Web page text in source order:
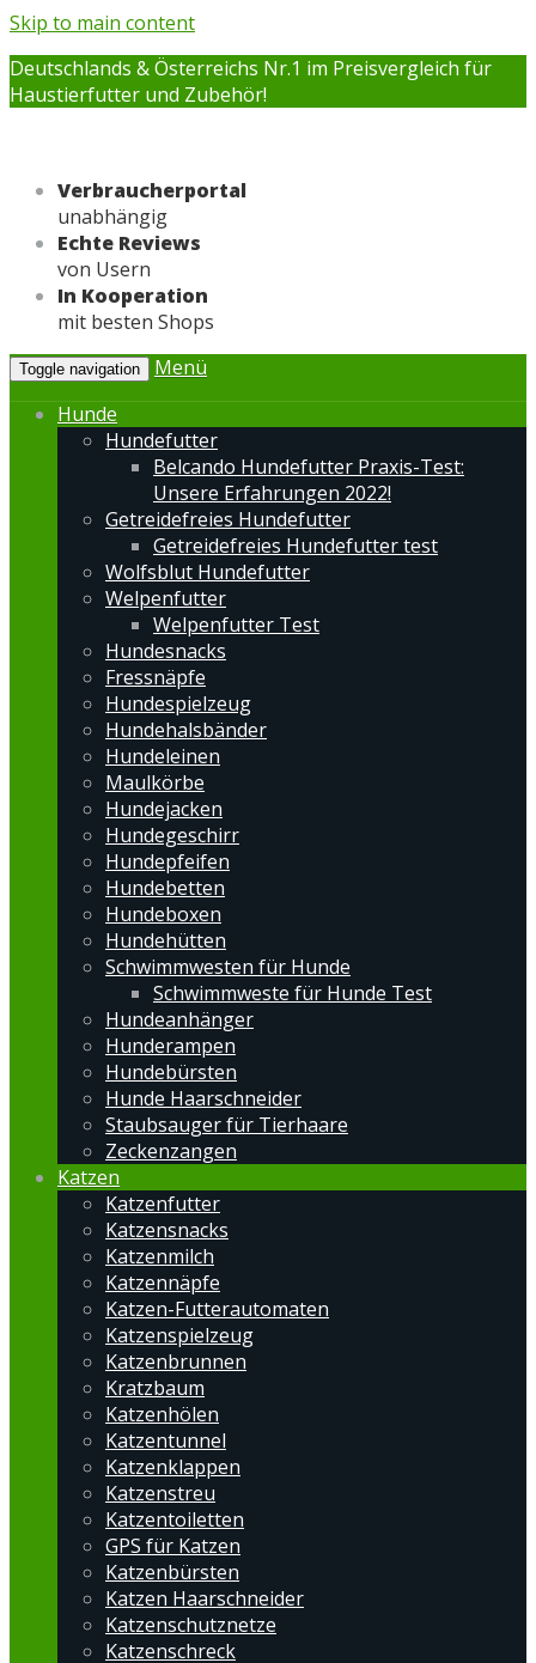
Skip to main content
Deutschlands & Österreichs Nr.1 im Preisvergleich für
Haustierfutter und Zubehör!
Verbraucherportal
unabhängig
Echte Reviews
von Usern
In Kooperation
mit besten Shops
Toggle navigation
Menü
Hunde
Hundefutter
Belcando Hundefutter Praxis-Test:
Unsere Erfahrungen 2022!
Getreidefreies Hundefutter
Getreidefreies Hundefutter test
Wolfsblut Hundefutter
Welpenfutter
Welpenfutter Test
Hundesnacks
Fressnäpfe
Hundespielzeug
Hundehalsbänder
Hundeleinen
Maulkörbe
Hundejacken
Hundegeschirr
Hundepfeifen
Hundebetten
Hundeboxen
Hundehütten
Schwimmwesten für Hunde
Schwimmweste für Hunde Test
Hundeanhänger
Hunderampen
Hundebürsten
Hunde Haarschneider
Staubsauger für Tierhaare
Zeckenzangen
Katzen
Katzenfutter
Katzensnacks
Katzenmilch
Katzennäpfe
Katzen-Futterautomaten
Katzenspielzeug
Katzenbrunnen
Kratzbaum
Katzenhölen
Katzentunnel
Katzenklappen
Katzenstreu
Katzentoiletten
GPS für Katzen
Katzenbürsten
Katzen Haarschneider
Katzenschutznetze
Katzenschreck